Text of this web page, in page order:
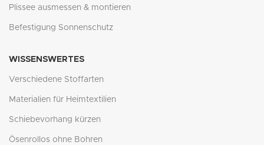
Plissee ausmessen & montieren
Befestigung Sonnenschutz
WISSENSWERTES
Verschiedene Stoffarten
Materialien für Heimtextilien
Schiebevorhang kürzen
Ösenrollos ohne Bohren